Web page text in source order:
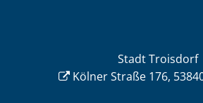
Stadt Troisdorf
Kölner Straße 176,